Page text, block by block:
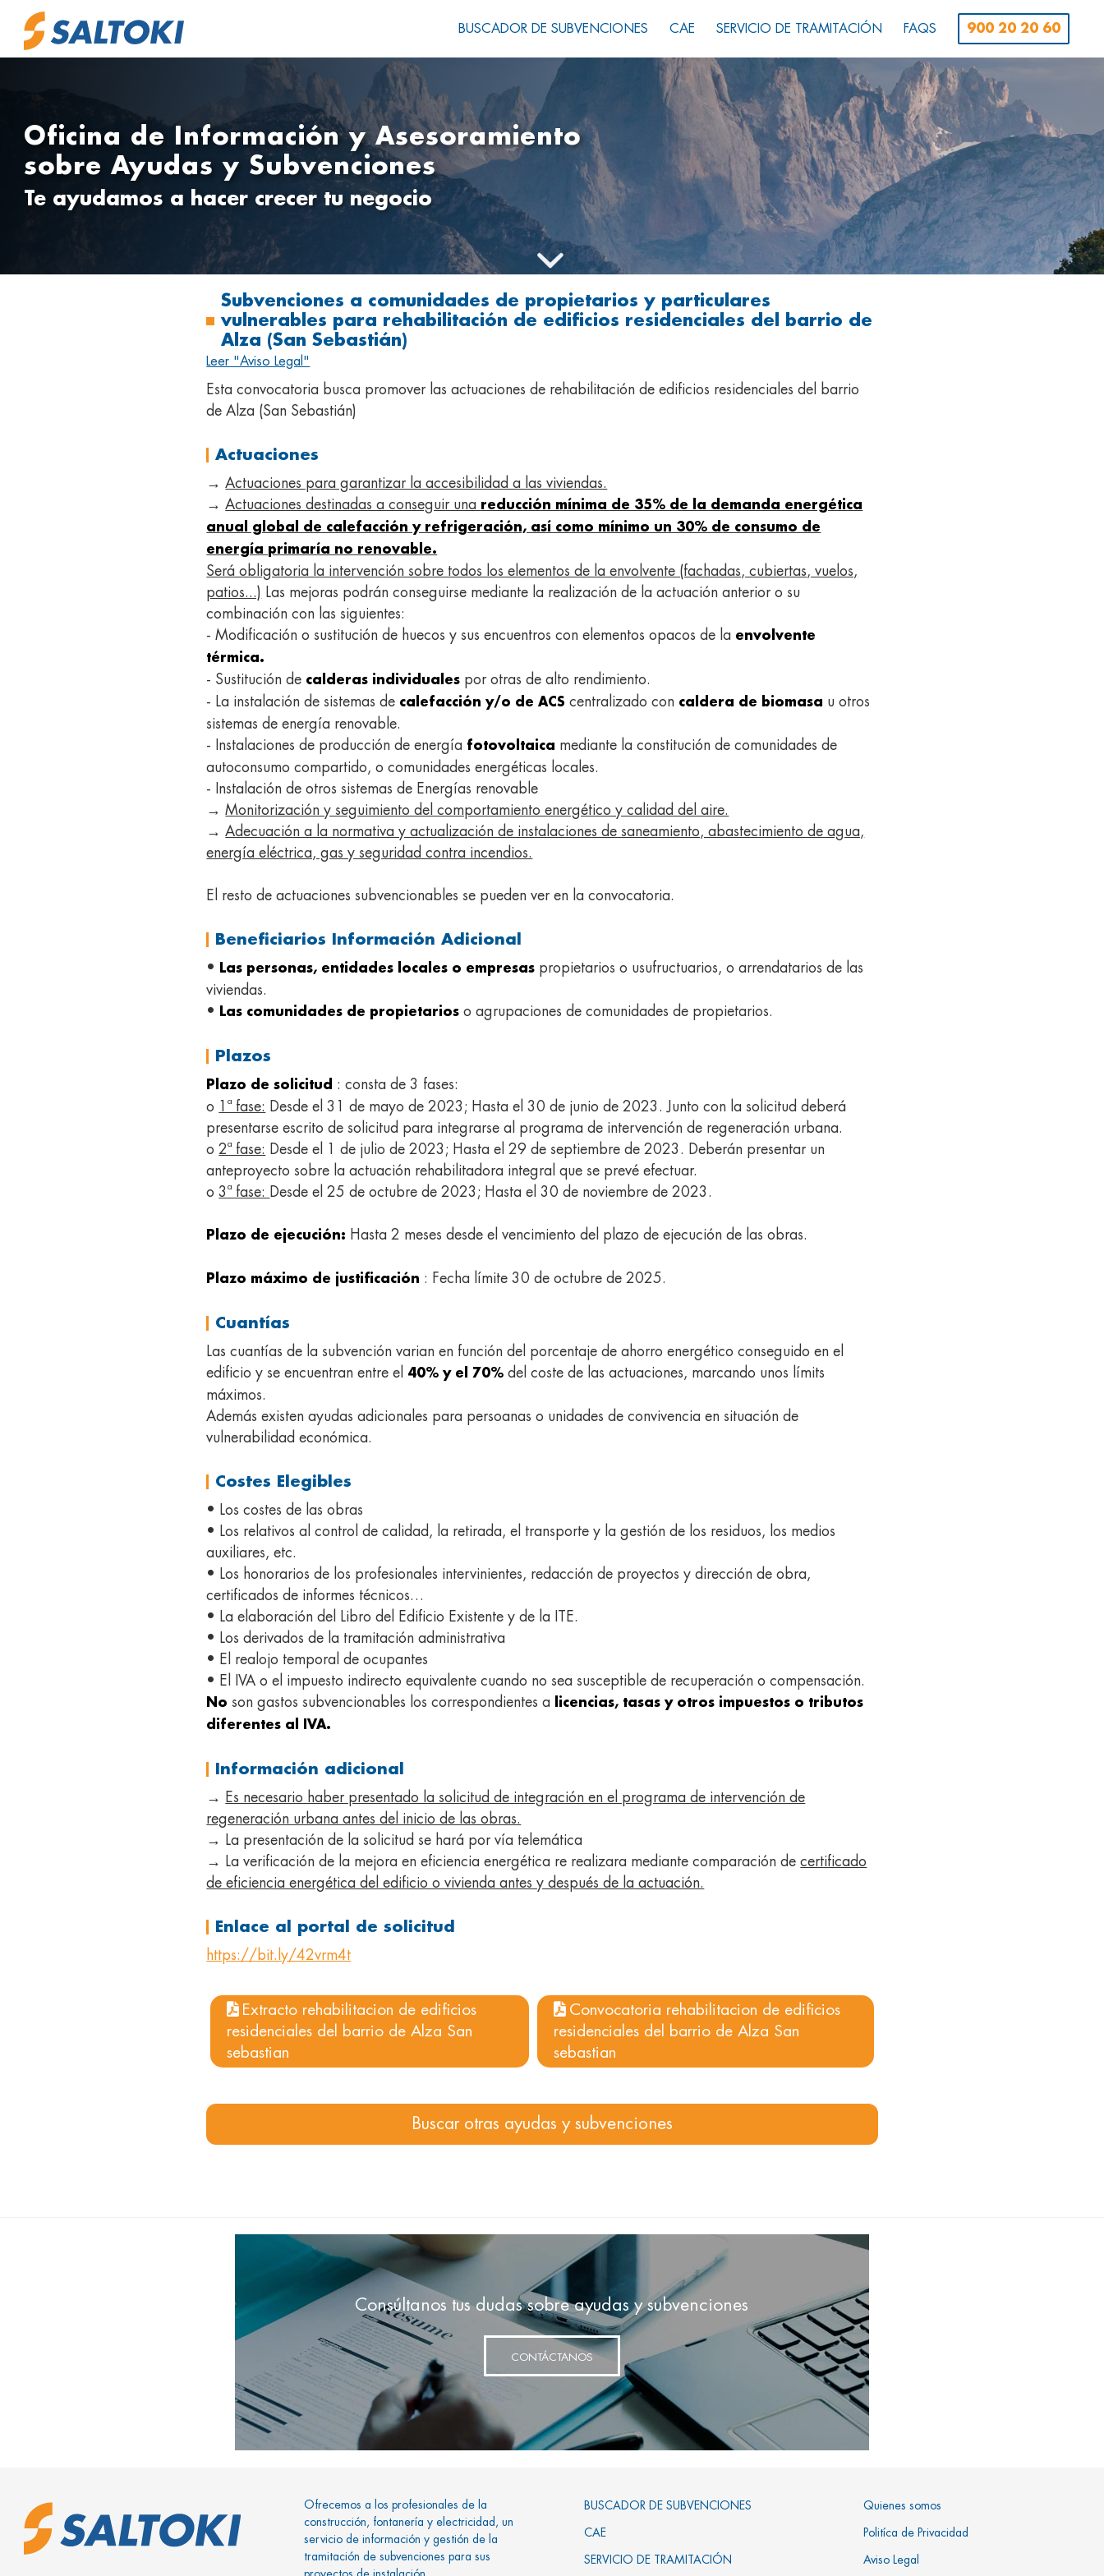
BUSCADOR DE SUBVENCIONES CAE SERVICIO DE TRAMITACIÓN FAQS 900 20 20 60
Oficina de Información y Asesoramiento
sobre Ayudas y Subvenciones
Te ayudamos a hacer crecer tu negocio
Subvenciones a comunidades de propietarios y particulares
vulnerables para rehabilitación de edificios residenciales del barrio de
Alza (San Sebastián)
Leer "Aviso Legal"
Esta convocatoria busca promover las actuaciones de rehabilitación de edificios residenciales del barrio
de Alza (San Sebastián)
Actuaciones
→Actuaciones para garantizar la accesibilidad a las viviendas.
→Actuaciones destinadas a conseguir una reducción mínima de 35% de la demanda energética
anual global de calefacción y refrigeración, así como mínimo un 30% de consumo de
energía primaría no renovable.
Será obligatoria la intervención sobre todos los elementos de la envolvente (fachadas, cubiertas, vuelos,
patios...) Las mejoras podrán conseguirse mediante la realización de la actuación anterior o su
combinación con las siguientes:
- Modificación o sustitución de huecos y sus encuentros con elementos opacos de la envolvente
térmica.
- Sustitución de calderas individuales por otras de alto rendimiento.
- La instalación de sistemas de calefacción y/o de ACS centralizado con caldera de biomasa u otros
sistemas de energía renovable.
- Instalaciones de producción de energía fotovoltaica mediante la constitución de comunidades de
autoconsumo compartido, o comunidades energéticas locales.
- Instalación de otros sistemas de Energías renovable
→Monitorización y seguimiento del comportamiento energético y calidad del aire.
→Adecuación a la normativa y actualización de instalaciones de saneamiento, abastecimiento de agua,
energía eléctrica, gas y seguridad contra incendios.
El resto de actuaciones subvencionables se pueden ver en la convocatoria.
Beneficiarios Información Adicional
• Las personas, entidades locales o empresas propietarios o usufructuarios, o arrendatarios de las
viviendas.
•
Las comunidades de propietarios o agrupaciones de comunidades de propietarios.
Plazos
Plazo de solicitud : consta de 3 fases:
o 1ª fase: Desde el 31 de mayo de 2023; Hasta el 30 de junio de 2023. Junto con la solicitud deberá
presentarse escrito de solicitud para integrarse al programa de intervención de regeneración urbana.
o2ª fase: Desde el 1 de julio de 2023; Hasta el 29 de septiembre de 2023. Deberán presentar un
anteproyecto sobre la actuación rehabilitadora integral que se prevé efectuar.
o3ª fase: Desde el 25 de octubre de 2023; Hasta el 30 de noviembre de 2023.
Plazo de ejecución: Hasta 2 meses desde el vencimiento del plazo de ejecución de las obras.
Plazo máximo de justificación : Fecha límite 30 de octubre de 2025.
Cuantías
Las cuantías de la subvención varian en función del porcentaje de ahorro energético conseguido en el
edificio y se encuentran entre el
40% y el 70% del coste de las actuaciones, marcando unos límits
máximos.
Además existen ayudas adicionales para persoanas o unidades de convivencia en situación de
vulnerabilidad económica.
Costes Elegibles
• Los costes de las obras
• Los relativos al control de calidad, la retirada, el transporte y la gestión de los residuos, los medios
auxiliares, etc.
• Los honorarios de los profesionales intervinientes, redacción de proyectos y dirección de obra,
certificados de informes técnicos…
• La elaboración del Libro del Edificio Existente y de la ITE.
• Los derivados de la tramitación administrativa
• El realojo temporal de ocupantes
• El IVA o el impuesto indirecto equivalente cuando no sea susceptible de recuperación o compensación.
No son gastos subvencionables los correspondientes a
licencias, tasas y otros impuestos o tributos
diferentes al IVA.
Información adicional
→
Es necesario haber presentado la solicitud de integración en el programa de intervención de
regeneración urbana antes del inicio de las obras.
→ La presentación de la solicitud se hará por vía telemática
→ La verificación de la mejora en eficiencia energética re realizara mediante comparación decertificado
de eficiencia energética del edificio o vivienda antes y después de la actuación.
Enlace al portal de solicitud
https://bit.ly/42vrm4t
Extracto rehabilitacion de edificios
residenciales del barrio de Alza San
sebastian
Convocatoria rehabilitacion de edificios
residenciales del barrio de Alza San
sebastian
Buscar otras ayudas y subvenciones
Consúltanos tus dudas sobre ayudas y subvenciones
CONTÁCTANOS
Ofrecemos a los profesionales de la
construcción, fontanería y electricidad, un
servicio de información y gestión de la
tramitación de subvenciones para sus
proyectos de instalación.
BUSCADOR DE SUBVENCIONES
CAE
SERVICIO DE TRAMITACIÓN
Quienes somos
Politíca de Privacidad
Aviso Legal